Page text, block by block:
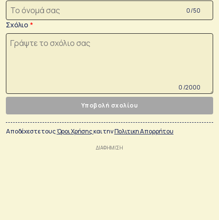
0 /50
Σχόλιο
0 /2000
Υποβολή σχολίου
Αποδέχεστε τουςΌροι Χρήσηςκαι τηνΠολιτικη Απορρήτου